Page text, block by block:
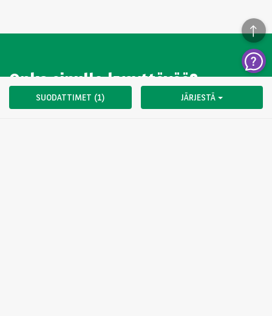
SUODATTIMET (1) JÄRJESTÄ
Onko sinulla kysyttävää?
Olemme auki maanantaista perjantaihin 08:00-17:00